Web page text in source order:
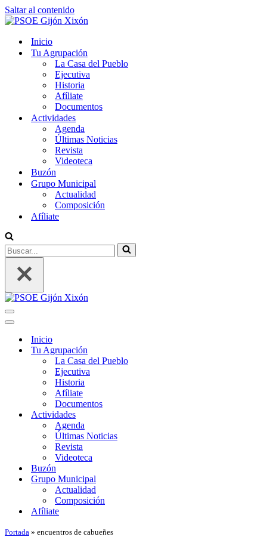
Saltar al contenido
Inicio
Tu Agrupación
La Casa del Pueblo
Ejecutiva
Historia
Afíliate
Documentos
Actividades
Agenda
Últimas Noticias
Revista
Videoteca
Buzón
Grupo Municipal
Actualidad
Composición
Afíliate
Buscar...
Menú
de
Menú
navegación
Inicio
Tu Agrupación
La Casa del Pueblo
Ejecutiva
Historia
Afíliate
Documentos
Actividades
Agenda
Últimas Noticias
Revista
Videoteca
Buzón
Grupo Municipal
Actualidad
Composición
Afíliate
Portada » encuentros de cabueñes